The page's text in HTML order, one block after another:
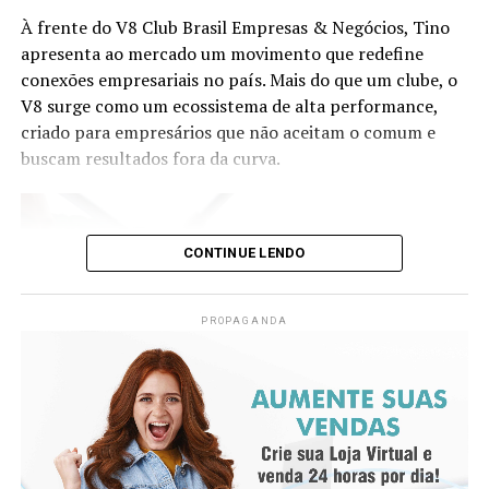
ganha biografia escrita por Eliane Dantas
Já as lojas de São José dos Pinhais (PR), Curitiba Atuba
(PR) e Joinville (SC) alcançaram uma média de 95% de
destinação ambientalmente correta dos resíduos,
À frente do V8 Club Brasil Empresas & Negócios, Tino
apresenta ao mercado um movimento que redefine
conexões empresariais no país. Mais do que um clube, o
V8 surge como um ecossistema de alta performance,
criado para empresários que não aceitam o comum e
buscam resultados fora da curva.
CONTINUE LENDO
PROPAGANDA